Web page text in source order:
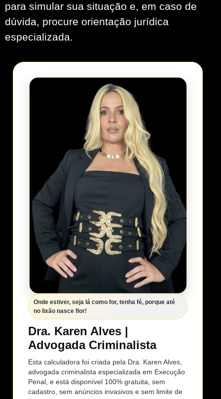
para simular sua situação e, em caso de
dúvida, procure orientação jurídica
especializada.
Onde estiver, seja lá como for, tenha fé, porque até
no lixão nasce flor!
Dra. Karen Alves |
Advogada Criminalista
Esta calculadora foi criada pela Dra. Karen Alves,
advogada criminalista especializada em Execução
Penal, e está disponível 100% gratuita, sem
cadastro, sem anúncios invasivos e sem limite de